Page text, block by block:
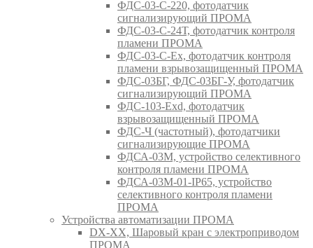
ФДС-03-С-220, фотодатчик
сигнализирующий ПРОМА
ФДС-03-С-24Т, фотодатчик контроля
пламени ПРОМА
ФДС-03-С-Ex, фотодатчик контроля
пламени взрывозащищенный ПРОМА
ФДС-03БГ, ФДС-03БГ-У, фотодатчик
сигнализирующий ПРОМА
ФДС-103-Ехd, фотодатчик
взрывозащищенный ПРОМА
ФДС-Ч (частотный), фотодатчики
сигнализирующие ПРОМА
ФДСА-03М, устройство селективного
контроля пламени ПРОМА
ФДСА-03М-01-IP65, устройство
селективного контроля пламени
ПРОМА
Устройства автоматизации ПРОМА
DX-XX, Шаровый кран c электроприводом
ПРОМА